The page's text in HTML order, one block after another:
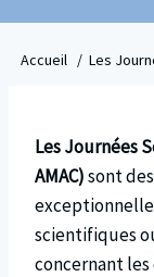
FilAccueil Les
Les Journées
AMAC)sont
scientifiques
concernant